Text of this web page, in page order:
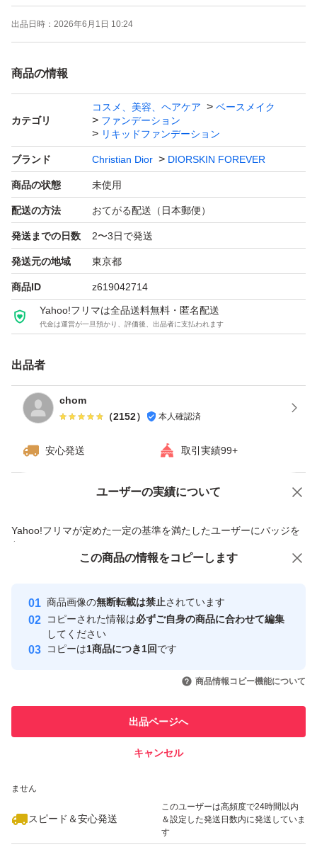
出品日時： 2026年6月1日 10:24
商品の情報
カテゴリ
コスメ、美容、ヘアケア
ベースメイク
ファンデーション
リキッドファンデーション
ブランド Christian Dior DIORSKIN FOREVER
商品の状態 未使用
配送の方法 おてがる配送（日本郵便）
発送までの日数 2〜3日で発送
発送元の地域 東京都
商品ID z619042714
Yahoo!フリマは全品送料無料・匿名配送
代金は運営が一旦預かり、評価後、出品者に支払われます
出品者
chom
（2152） 本人確認済
安心発送 取引実績99+
ユーザーの実績について
Yahoo!フリマが定めた一定の基準を満たしたユーザーにバッジを
付与しています
安心取引出品者
心・安全なユーザーです
取引実績
引を完了させた実績があります
での取引実績があります
ません
スピード＆安心発送
このユーザーは高頻度で24時間以内
＆設定した発送日数内に発送していま
す
価格の相談 商品への質問
この商品の情報をコピーします
商品画像の無断転載は禁止されています
コピーされた情報は必ずご自身の商品に合わせて編集
してください
コピーは1商品につき1回です
商品情報コピー機能について
出品ページへ
キャンセル
この商品をみている人にオススメ